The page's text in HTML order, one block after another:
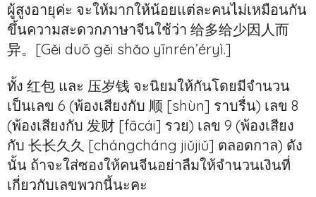
ผู้สูงอายุค่ะ จะให้มากให้น้อยแต่ละคนไม่เหมือนกัน
ขึ้นความสะดวกภาษาจีนใช้ว่า 给多给少因人而
异。[Gěi duō gěi shǎo yīnrén’éryì.]
ทั้ง 红包 และ 压岁钱 จะนิยมให้กันโดยมีจำนวน
เป็นเลข 6 (พ้องเสียงกับ 顺 [shùn] ราบรื่น) เลข 8
(พ้องเสียงกับ 发财 [fācái] รวย) เลข 9 (พ้องเสียง
กับ 长长久久 [chángcháng jiǔjiǔ] ตลอดกาล) ดัง
นั้น ถ้าจะใส่ซองให้คนจีนอย่าลืมให้จำนวนเงินที่
เกี่ยวกับเลขพวกนี้นะคะ